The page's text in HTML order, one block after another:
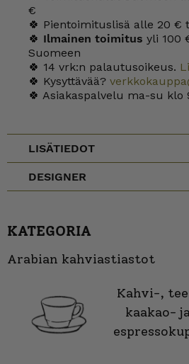
€
🍀 Pientoimituslisä alle 20 €
🍀 Ilmainen toimitus yli 100
Suomeen
🍀 14 vrk:n palautusoikeus.
🍀 Kysyttävää?
🍀 Asiakaspalvelu ma-su klo
LISÄTIEDOT
DESIGNER
KATEGORIA
Arabian kahviastiastot
Kahvi-,
kaakao-